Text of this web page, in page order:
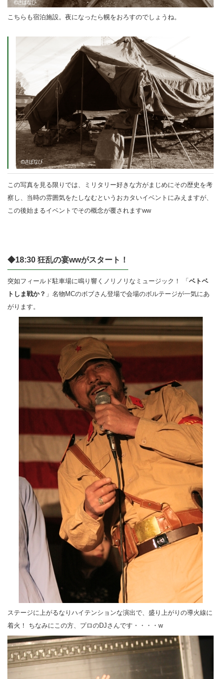
こちらも宿泊施設。夜になったら幌をおろすのでしょうね。
この写真を見る限りでは、ミリタリー好きな方がまじめにその歴史を考
察し、当時の雰囲気をたしなむというおカタいイベントにみえますが、
この後始まるイベントでその概念が覆されますww
◆18:30 狂乱の宴wwがスタート！
突如フィールド駐車場に鳴り響くノリノリなミュージック！ 「 ベトベ
トしま戦か？ 」名物MCのボブさん登場で会場のボルテージが一気にあ
がります。
ステージに上がるなりハイテンションな演出で、盛り上がりの導火線に
着火！ ちなみにこの方、プロのDJさんです・・・・w